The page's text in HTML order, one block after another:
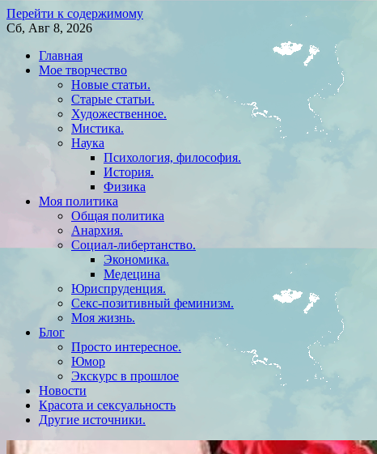
Перейти к содержимому
Сб, Авг 8, 2026
Главная
Мое творчество
Новые статьи.
Старые статьи.
Художественное.
Мистика.
Наука
Психология, философия.
История.
Физика
Моя политика
Общая политика
Анархия.
Социал-либертанство.
Экономика.
Медецина
Юриспруденция.
Секс-позитивный феминизм.
Моя жизнь.
Блог
Просто интересное.
Юмор
Экскурс в прошлое
Новости
Красота и сексуальность
Другие источники.